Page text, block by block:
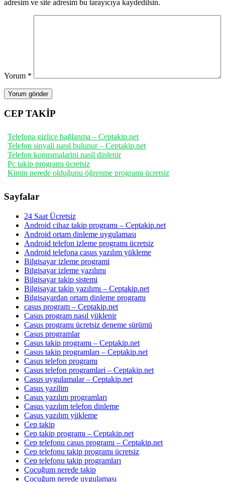
adresim ve site adresim bu tarayıcıya kaydedilsin.
Yorum *
CEP TAKİP
Telefona gizlice bağlanma – Ceptakip.net
Telefon sinyali nasıl bulunur – Ceptakip.net
Telefon konusmalarini nasil dinlenir
Pc takip programı ücretsiz
Kimin nerede olduğunu öğrenme programı ücretsiz
Sayfalar
24 Saat Ücretsiz
Android cihaz takip programı – Ceptakip.net
Android ortam dinleme uygulaması
Android telefon izleme programı ücretsiz
Android telefona casus yazılım yükleme
Bilgisayar izleme programi
Bilgisayar izleme yazılımı
Bilgisayar takip sistemi
Bilgisayar takip yazılımı – Ceptakip.net
Bilgisayardan ortam dinleme programı
casus program – Ceptakip.net
Casus program nasıl yüklenir
Casus programı ücretsiz deneme sürümü
Casus programlar
Casus takip programı – Ceptakip.net
Casus takip programları – Ceptakip.net
Casus telefon programı
Casus telefon programlari – Ceptakip.net
Casus uygulamalar – Ceptakip.net
Casus yazilim
Casus yazılım programları
Casus yazılım telefon dinleme
Casus yazılım yükleme
Cep takip
Cep takip programı – Ceptakip.net
Cep telefonu casus programı – Ceptakip.net
Cep telefonu takip programı ücretsiz
Cep telefonu takip programları
Çocuğum nerede takip
Çocuğum nerede uygulaması